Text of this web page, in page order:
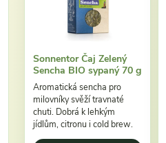
Sonnentor Čaj Zelený
Sencha BIO sypaný 70 g
Aromatická sencha pro
milovníky svěží travnaté
chuti. Dobrá k lehkým
jídlům, citronu i cold brew.